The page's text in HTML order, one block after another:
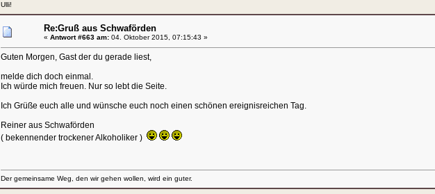
Ulli!
Re:Gruß aus Schwaförden
« Antwort #663 am:04. Oktober 2015, 07:15:43 »
Guten Morgen, Gast der du gerade liest,
melde dich doch einmal.
Ich würde mich freuen. Nur so lebt die Seite.
Ich Grüße euch alle und wünsche euch noch einen schönen ereignisreichen Tag.
Reiner aus Schwaförden
( bekennender trockener Alkoholiker )
Der gemeinsame Weg, den wir gehen wollen, wird ein guter.